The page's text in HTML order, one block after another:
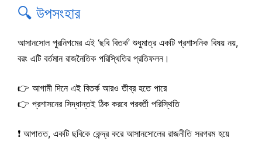
🔍 উপসংহার
আসানসোল পুরনিগমের এই ‘ছবি বিতর্ক’ শুধুমাত্র একটি প্রশাসনিক বিষয় নয়,
বরং এটি বর্তমান রাজনৈতিক পরিস্থিতির প্রতিফলন।
👉 আগামী দিনে এই বিতর্ক আরও তীব্র হতে পারে
👉 প্রশাসনের সিদ্ধান্তই ঠিক করবে পরবর্তী পরিস্থিতি
❗ আপাতত, একটি ছবিকে কেন্দ্র করে আসানসোলের রাজনীতি সরগরম হয়ে